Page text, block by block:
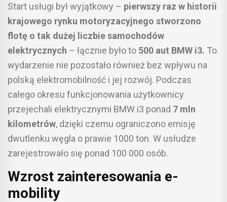
Start usługi był wyjątkowy – pierwszy raz w historii
krajowego rynku motoryzacyjnego stworzono
flotę o tak dużej liczbie samochodów
elektrycznych – łącznie było to 500 aut BMW i3. To
wydarzenie nie pozostało również bez wpływu na
polską elektromobilność i jej rozwój. Podczas
całego okresu funkcjonowania użytkownicy
przejechali elektrycznymi BMW i3 ponad 7 mln
kilometrów, dzięki czemu ograniczono emisję
dwutlenku węgla o prawie 1000 ton. W usłudze
zarejestrowało się ponad 100 000 osób.
Wzrost zainteresowania e-
mobility